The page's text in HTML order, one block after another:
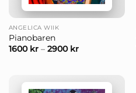
ANGELICA WIIK
Pianobaren
1600 kr– 2900 kr